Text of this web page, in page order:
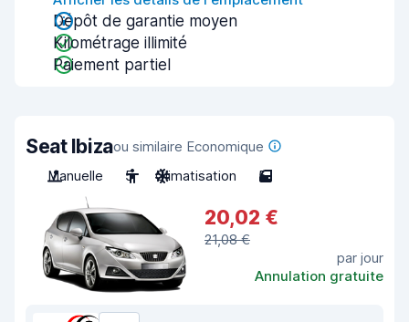
Dépôt de garantie moyen
Kilométrage illimité
Paiement partiel
Seat Ibizaou similaire Economique
Manuelle
5 Climatisation 5
20,02 €
21,08 €
par jour
Annulation gratuite